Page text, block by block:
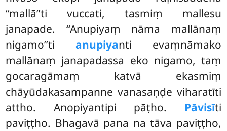
‘‘mallā’’ti vuccati, tasmiṃ mallesu
janapade. ‘‘Anupiyaṃ nāma mallānaṃ
nigamo’’ti anupiyanti evaṃnāmako
mallānaṃ janapadassa eko nigamo, taṃ
gocaragāmaṃ katvā ekasmiṃ
chāyūdakasampanne vanasaṇḍe viharatīti
attho. Anopiyantipi pāṭho. Pāvisīti
paviṭṭho. Bhagavā pana na tāva paviṭṭho,